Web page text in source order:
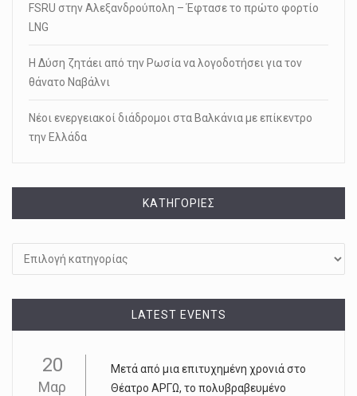
FSRU στην Αλεξανδρούπολη – Έφτασε το πρώτο φορτίο
LNG
Η Δύση ζητάει από την Ρωσία να λογοδοτήσει για τον
θάνατο Ναβάλνι
Νέοι ενεργειακοί διάδρομοι στα Βαλκάνια με επίκεντρο
την Ελλάδα
KΑΤΗΓΟΡΊΕΣ
LATEST EVENTS
20
Μαρ
Μετά από μια επιτυχημένη χρονιά στο
Θέατρο ΑΡΓΩ, το πολυβραβευμένο